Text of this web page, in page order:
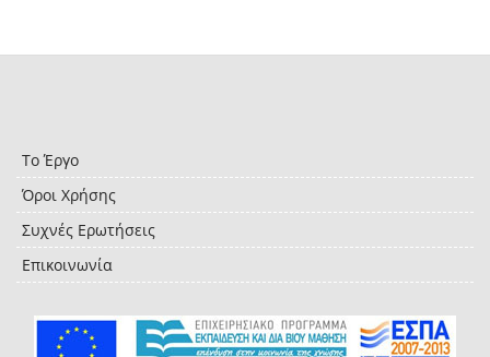
Το Έργο
Όροι Χρήσης
Συχνές Ερωτήσεις
Επικοινωνία